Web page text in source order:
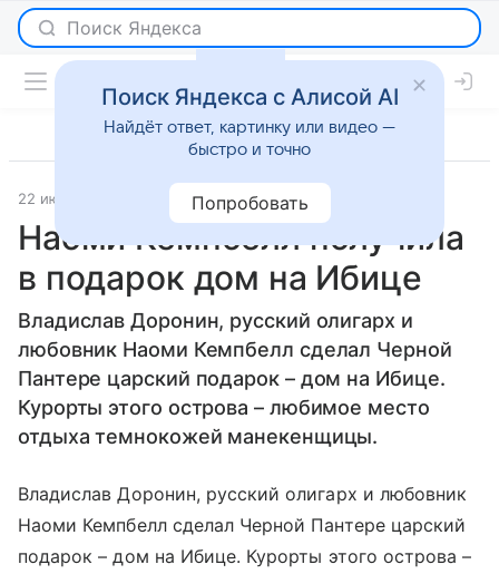
22 июня 2012 Светская жизнь
Наоми Кемпбелл получила
в подарок дом на Ибице
Владислав Доронин, русский олигарх и
любовник Наоми Кемпбелл сделал Черной
Пантере царский подарок – дом на Ибице.
Курорты этого острова – любимое место
отдыха темнокожей манекенщицы.
Владислав Доронин, русский олигарх и любовник
Наоми Кемпбелл сделал Черной Пантере царский
подарок – дом на Ибице. Курорты этого острова –
Поиск Яндекса с Алисой AI
Найдёт ответ, картинку или видео —
быстро и точно
Попробовать